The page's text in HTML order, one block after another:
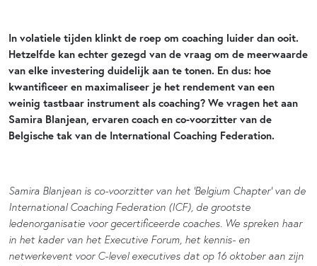
In volatiele tijden klinkt de roep om coaching luider dan ooit.
Hetzelfde kan echter gezegd van de vraag om de meerwaarde
van elke investering duidelijk aan te tonen. En dus: hoe
kwantificeer en maximaliseer je het rendement van een
weinig tastbaar instrument als coaching? We vragen het aan
Samira Blanjean, ervaren coach en co-voorzitter van de
Belgische tak van de International Coaching Federation.
Samira Blanjean is co-voorzitter van het ‘Belgium Chapter’ van de
International Coaching Federation (ICF), de grootste
ledenorganisatie voor gecertificeerde coaches. We spreken haar
in het kader van het Executive Forum, het kennis- en
netwerkevent voor C-level executives dat op 16 oktober aan zijn